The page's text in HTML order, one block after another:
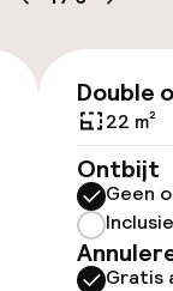
Double
22 m²
Ontbijt
Geen
Gratis